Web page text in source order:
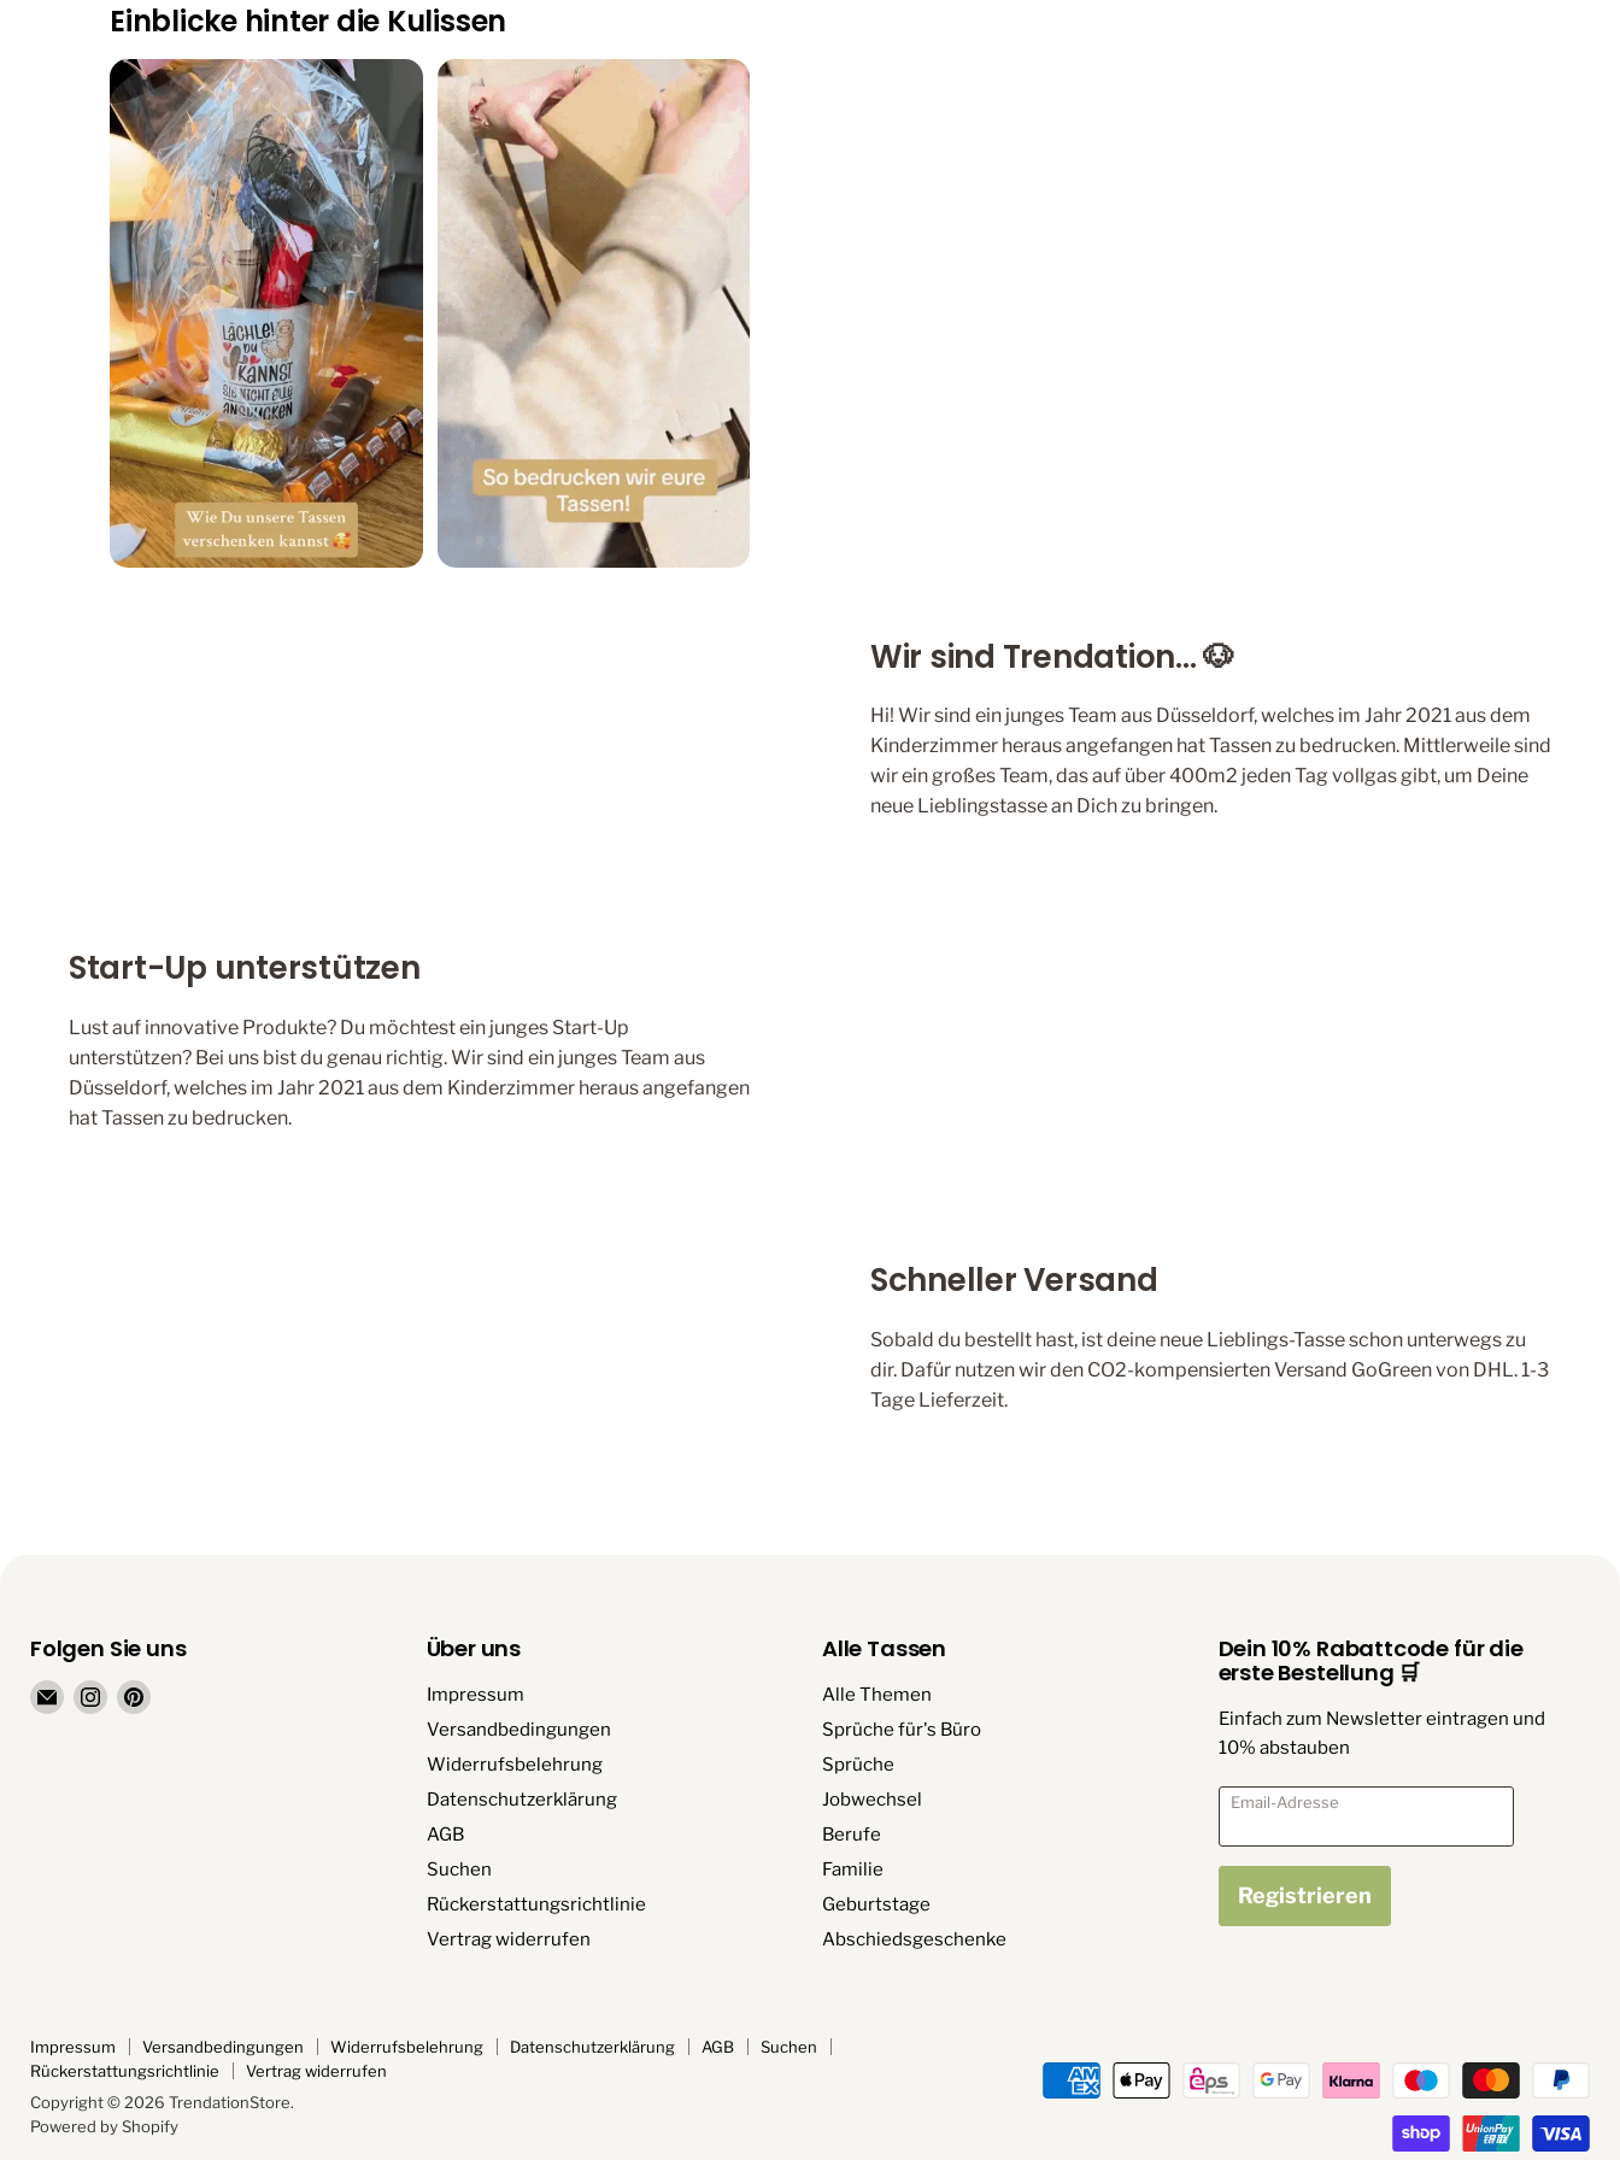
Einblicke hinter die Kulissen
Wir sind Trendation... 🐶
Hi! Wir sind ein junges Team aus Düsseldorf, welches im Jahr 2021 aus dem
Kinderzimmer heraus angefangen hat Tassen zu bedrucken. Mittlerweile sind
wir ein großes Team, das auf über 400m2 jeden Tag vollgas gibt, um Deine
neue Lieblingstasse an Dich zu bringen.
Start-Up unterstützen
Lust auf innovative Produkte? Du möchtest ein junges Start-Up
unterstützen? Bei uns bist du genau richtig. Wir sind ein junges Team aus
Düsseldorf, welches im Jahr 2021 aus dem Kinderzimmer heraus angefangen
hat Tassen zu bedrucken.
Schneller Versand
Sobald du bestellt hast, ist deine neue Lieblings-Tasse schon unterwegs zu
dir. Dafür nutzen wir den CO2-kompensierten Versand GoGreen von DHL. 1-3
Tage Lieferzeit.
Folgen Sie uns
EmailFindenFinden
Über uns
Impressum
Versandbedingungen
Widerrufsbelehrung
Datenschutzerklärung
AGB
Suchen
Rückerstattungsrichtlinie
Vertrag widerrufen
Alle Tassen
Alle Themen
Sprüche für's Büro
Sprüche
Jobwechsel
Berufe
Familie
Geburtstage
Abschiedsgeschenke
Dein 10% Rabattcode für die
erste Bestellung 🛒
Einfach zum Newsletter eintragen und
10% abstauben
Email-Adresse
Registrieren
Impressum Versandbedingungen Widerrufsbelehrung Datenschutzerklärung AGB
Suchen
Rückerstattungsrichtlinie
Vertrag widerrufen
Copyright © 2026 TrendationStore.
Powered by Shopify